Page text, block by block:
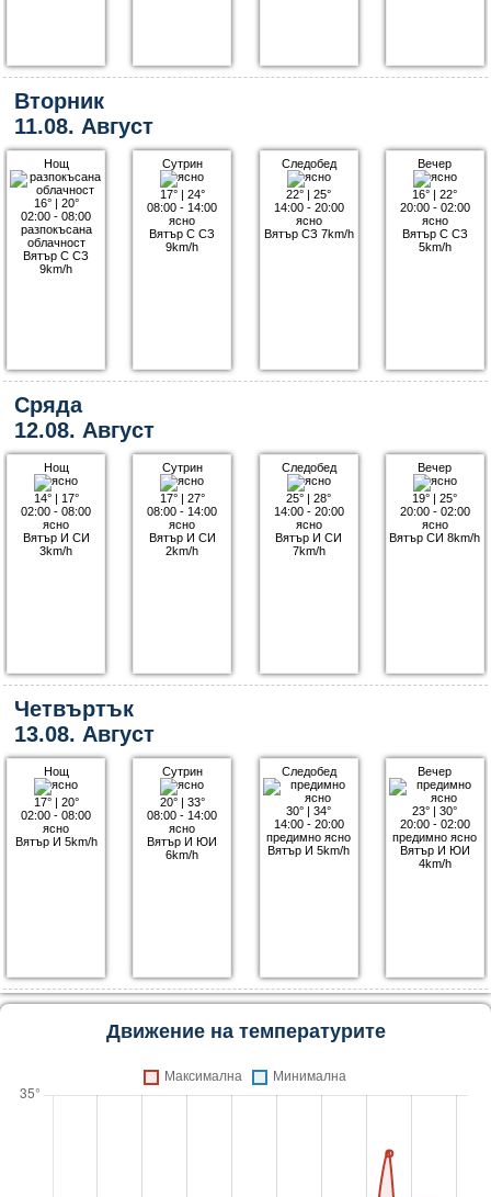
Вторник
11.08. Август
Нощ
16°| 20°
02:00 - 08:00
разпокъсана
облачност
Вятър С СЗ
9km/h
Сутрин
17°| 24°
08:00 - 14:00
ясно
Вятър С СЗ
9km/h
Следобед
22° |25°
14:00 - 20:00
ясно
Вятър СЗ 7km/h
Вечер
16° |22°
20:00 - 02:00
ясно
Вятър С СЗ
5km/h
Сряда
12.08. Август
Нощ
14°| 17°
02:00 - 08:00
ясно
Вятър И СИ
3km/h
Сутрин
17°| 27°
08:00 - 14:00
ясно
Вятър И СИ
2km/h
Следобед
25° |28°
14:00 - 20:00
ясно
Вятър И СИ
7km/h
Вечер
19° |25°
20:00 - 02:00
ясно
Вятър СИ 8km/h
Четвъртък
13.08. Август
Нощ
17°| 20°
02:00 - 08:00
ясно
Вятър И 5km/h
Сутрин
20°| 33°
08:00 - 14:00
ясно
Вятър И ЮИ
6km/h
Следобед
30° |34°
14:00 - 20:00
предимно ясно
Вятър И 5km/h
Вечер
23° |30°
20:00 - 02:00
предимно ясно
Вятър И ЮИ
4km/h
Движение на температурите